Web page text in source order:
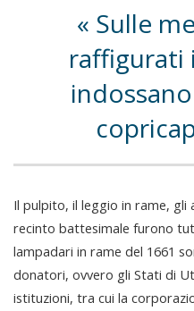
Sulle
raffigurati
Il pulpito, il leggio in rame, gli
recinto battesimale furono
lampadari in rame del 1661
donatori, ovvero gli Stati di
istituzioni, tra cui la